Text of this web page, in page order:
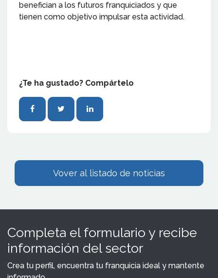
benefician a los futuros franquiciados y que
tienen como objetivo impulsar esta actividad.
¿Te ha gustado? Compártelo
Vover al listado de noticias
Completa el formulario y recibe
información del sector
Crea tu perfil, encuentra tu franquicia ideal y mantente